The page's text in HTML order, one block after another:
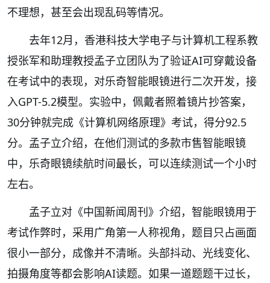
不理想，甚至会出现乱码等情况。
去年12月，香港科技大学电子与计算机工程系教
授张军和助理教授孟子立团队为了验证AI可穿戴设备
在考试中的表现，对乐奇智能眼镜进行二次开发，接
入GPT-5.2模型。实验中，佩戴者照着镜片抄答案，
30分钟就完成《计算机网络原理》考试，得分92.5
分。孟子立介绍，在他们测试的多款市售智能眼镜
中，乐奇眼镜续航时间最长，可以连续测试一个小时
左右。
孟子立对《中国新闻周刊》介绍，智能眼镜用于
考试作弊时，采用广角第一人称视角，题目只占画面
很小一部分，成像并不清晰。头部抖动、光线变化、
拍摄角度等都会影响AI读题。如果一道题题干过长，